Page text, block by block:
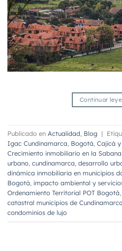
Continuar
Publicado en Actualidad Blog |
Igac Cundinamarca Bogotá Cajicá
Crecimiento inmobiliario en la
urbano cundinamarca desarrollo
dinámica inmobiliaria en municipios
Bogotá impacto ambiental y
Ordenamiento Territorial POT Bogotá
catastral municipios de Cundinamarca
condominios de lujo